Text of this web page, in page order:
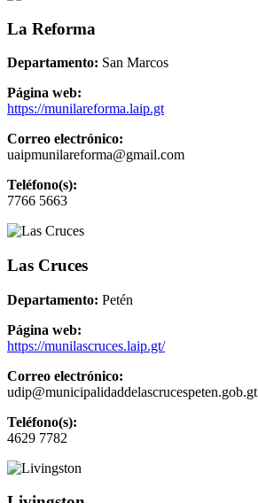
La Reforma
Departamento: San Marcos
Página web:
https://munilareforma.laip.gt
Correo electrónico:
uaipmunilareforma@gmail.com
Teléfono(s):
7766 5663
Las Cruces
Departamento: Petén
Página web:
https://munilascruces.laip.gt/
Correo electrónico:
udip@municipalidaddelascrucespeten.gob.gt
Teléfono(s):
4629 7782